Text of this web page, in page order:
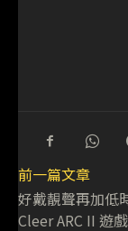
前一篇文章
好戴靚聲再加低
Cleer ARC II 遊